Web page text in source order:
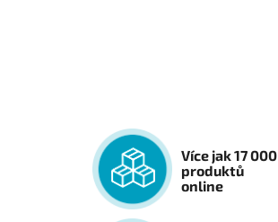
Více jak 17 000
produktů
online